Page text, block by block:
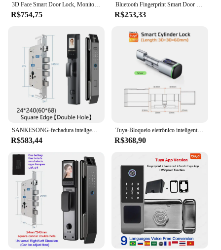
3D Face Smart Door Lock, Monitor De Câmera De Segurança,Tuya Senha De Impressão Digital Inteligente, Biométrico Chave Eletrônica De Desbloqueio
R$754,75
Bluetooth Fingerprint Smart Door Lock, Electronic Gate Lock, Cartão RFID, Rim, Parafuso, App, Senha
R$253,33
R$583,44
Tuya-Bloqueio eletrônico inteligente com cilindro, Fechadura de impressão digital, Desbloquear Chave Controle Remoto, Euro Lock App, Tuya BLE
R$368,90